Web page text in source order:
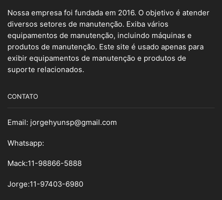
Nossa empresa foi fundada em 2016. O objetivo é atender
diversos setores de manutenção. Exiba vários
equipamentos de manutenção, incluindo máquinas e
produtos de manutenção. Este site é usado apenas para
exibir equipamentos de manutenção e produtos de
suporte relacionados.
CONTATO
Email: jorgehyunsp@gmail.com
Whatsapp:
Mack:11-98866-5888
Jorge:11-97403-6980